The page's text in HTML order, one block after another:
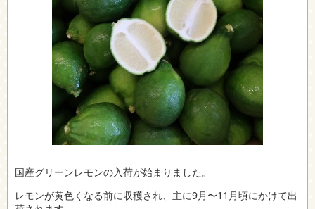
国産グリーンレモンの入荷が始まりました。
レモンが黄色くなる前に収穫され、主に9月〜11月頃にかけて出